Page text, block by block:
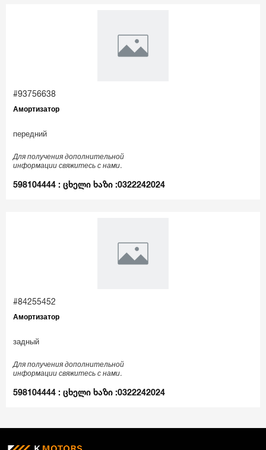
#93756638
Амортизатор
передний
Для получения дополнительной
информации свяжитесь с нами.
598104444 : ცხელი ხაზი :0322242024
#84255452
Амортизатор
задный
Для получения дополнительной
информации свяжитесь с нами.
598104444 : ცხელი ხაზი :0322242024